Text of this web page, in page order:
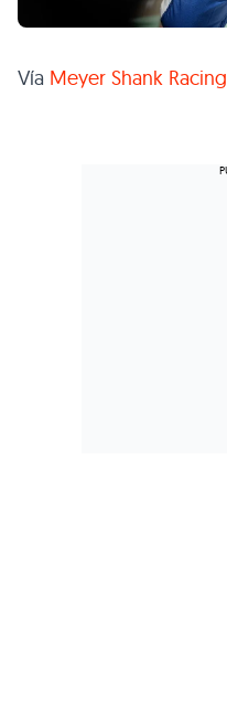
Vía Meyer Shank Racing